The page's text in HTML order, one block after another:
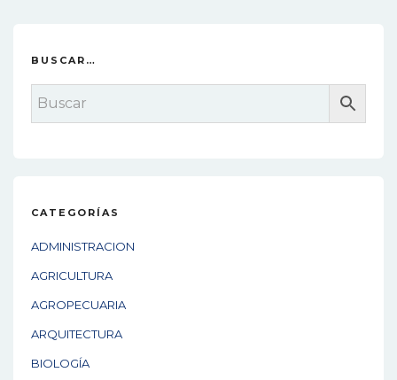
BUSCAR…
CATEGORÍAS
ADMINISTRACION
AGRICULTURA
AGROPECUARIA
ARQUITECTURA
BIOLOGÍA